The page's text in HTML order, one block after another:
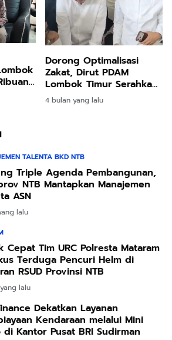
Dorong Optimalisasi
Zakat, Dirut PDAM
Lombok Timur Serahkan
ZIS dan Ajak Pegawai
Ikut Berpartisipasi
4 bulan yang lalu
TALENTA BKD NTB
Triple Agenda Pembangunan,
NTB Mantapkan Manajemen
ASN
lalu
Cepat Tim URC Polresta Mataram
Terduga Pencuri Helm di
RSUD Provinsi NTB
lalu
Dekatkan Layanan
Kendaraan melalui Mini
di Kantor Pusat BRI Sudirman